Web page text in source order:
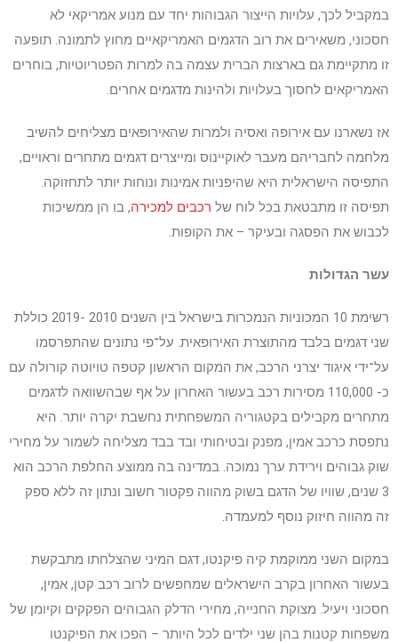
במקביל לכך, עלויות הייצור הגבוהות יחד עם מנוע אמריקאי לא
חסכוני, משאירים את רוב הדגמים האמריקאיים מחוץ לתמונה. תופעה
זו מתקיימת גם בארצות הברית עצמה בה למרות הפטריוטיות, בוחרים
האמריקאים לחסוך בעלויות ולהינות מדגמים אחרים.
אז נשארנו עם אירופה ואסיה ולמרות שהאירופאים מצליחים להשיב
מלחמה לחבריהם מעבר לאוקיינוס ומייצרים דגמים מתחרים וראויים,
התפיסה הישראלית היא שהיפניות אמינות ונוחות יותר לתחזוקה.
תפיסה זו מתבטאת בכל לוח של רכבים למכירה, בו הן ממשיכות
לכבוש את הפסגה ובעיקר – את הקופות.
עשר הגדולות
רשימת 10 המכוניות הנמכרות בישראל בין השנים 2010 -2019 כוללת
שני דגמים בלבד מהתוצרת האירופאית. על־פי נתונים שהתפרסמו
על־ידי איגוד יצרני הרכב, את המקום הראשון קטפה טויוטה קורולה עם
כ- 110,000 מסירות רכב בעשור האחרון על אף שבהשוואה לדגמים
מתחרים מקבילים בקטגוריה המשפחתית נחשבת יקרה יותר. היא
נתפסת כרכב אמין, מפנק ובטיחותי ובד בבד מצליחה לשמור על מחירי
שוק גבוהים וירידת ערך נמוכה. במדינה בה ממוצע החלפת הרכב הוא
3 שנים, שוויו של הדגם בשוק מהווה פקטור חשוב ונתון זה ללא ספק
זה מהווה חיזוק נוסף למעמדה.
במקום השני ממוקמת קיה פיקנטו, דגם המיני שהצלחתו מתבקשת
בעשור האחרון בקרב הישראלים שמחפשים לרוב רכב קטן, אמין,
חסכוני ויעיל. מצוקת החנייה, מחירי הדלק הגבוהים הפקקים וקיומן של
משפחות קטנות בהן שני ילדים לכל היותר – הפכו את הפיקנטו